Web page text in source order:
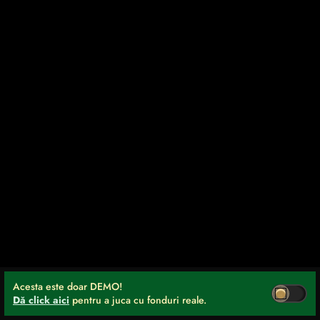
Acesta este doar DEMO!
Dă click aici pentru a juca cu fonduri reale.